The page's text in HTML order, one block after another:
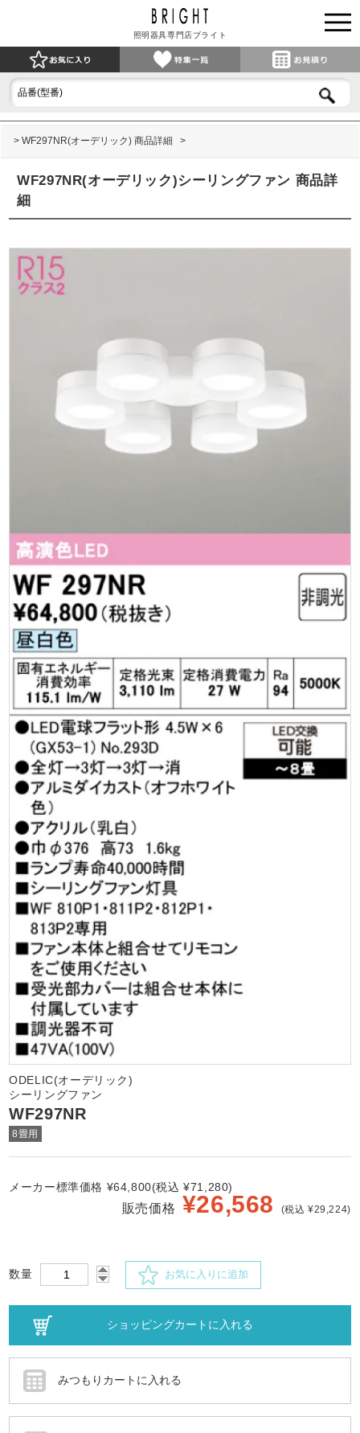
照明器具専門店ブライト
WF297NR(オーデリック) 商品詳細
WF297NR(オーデリック)シーリングファン 商品詳
細
ODELIC(オーデリック)
シーリングファン
WF297NR
8畳用
メーカー標準価格 ¥64,800(税込 ¥71,280)
販売価格 ¥26,568 (税込 ¥29,224)
数量 お気に入りに追加